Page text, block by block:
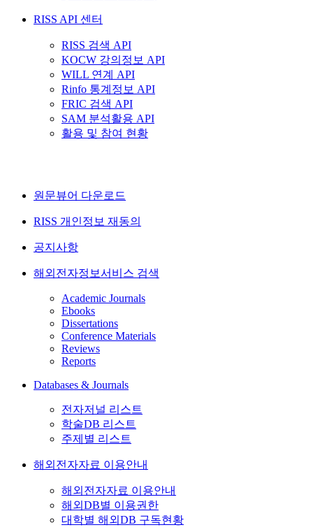
RISS API 센터
RISS 검색 API
KOCW 강의정보 API
WILL 연계 API
Rinfo 통계정보 API
FRIC 검색 API
SAM 분석활용 API
활용 및 참여 현황
원문뷰어 다운로드
RISS 개인정보 재동의
공지사항
해외전자정보서비스 검색
Academic Journals
Ebooks
Dissertations
Conference Materials
Reviews
Reports
Databases & Journals
전자저널 리스트
학술DB 리스트
주제별 리스트
해외전자자료 이용안내
해외전자자료 이용안내
해외DB별 이용권한
대학별 해외DB 구독현황